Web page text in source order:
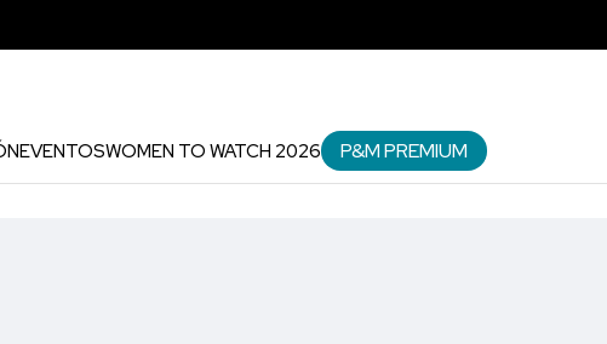
EVENTOSWOMEN TO WATCH 2026 P&M PREMIUM